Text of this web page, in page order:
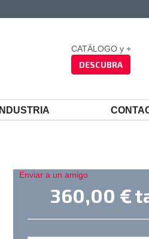
CATÁLOGO y +
DESCUBRA
INDUSTRIA
Enviar a un amigo
360,00 €